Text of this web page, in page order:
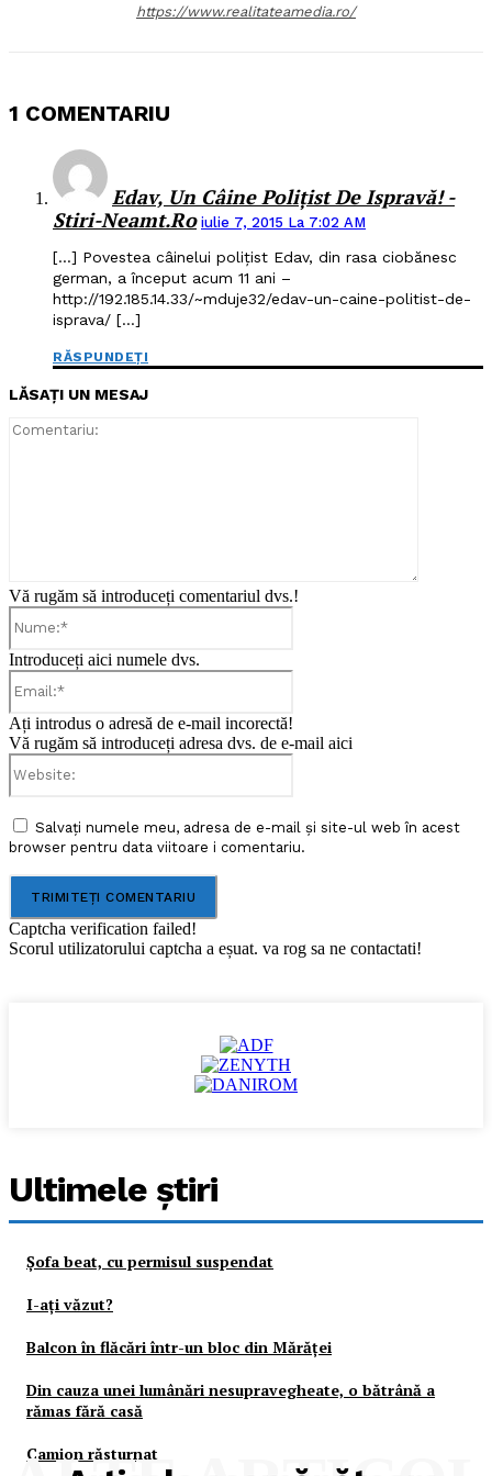
https://www.realitateamedia.ro/
1 COMENTARIU
Edav, Un Câine Poliţist De Ispravă! -
Stiri-Neamt.ro iulie 7, 2015 La 7:02 AM
[…] Povestea câinelui poliţist Edav, din rasa ciobănesc
german, a început acum 11 ani –
http://192.185.14.33/~mduje32/edav-un-caine-politist-de-
isprava/ […]
RĂSPUNDEȚI
LĂSAȚI UN MESAJ
Vă rugăm să introduceți comentariul dvs.!
Introduceți aici numele dvs.
Ați introdus o adresă de e-mail incorectă!
Vă rugăm să introduceți adresa dvs. de e-mail aici
Salvați numele meu, adresa de e-mail și site-ul web în acest
browser pentru data viitoare i comentariu.
Captcha verification failed!
Scorul utilizatorului captcha a eșuat. va rog sa ne contactati!
Ultimele ştiri
Şofa beat, cu permisul suspendat
I-aţi văzut?
Balcon în flăcări într-un bloc din Mărăţei
Din cauza unei lumânări nesupravegheate, o bătrână a
rămas fără casă
Camion răsturnat